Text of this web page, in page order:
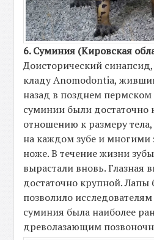
6. Суминия (Кировская
Доисторический
кладу Anomodontia,
назад в позднем
суминии были
отношению к размеру
на каждом зубе и многими
ноже. В течение жизни
вырастали вновь. Глазная
достаточно крупной.
позволило
суминия была наиболее
древолазающим